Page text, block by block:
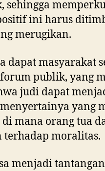
ini harus
merugikan.
masyarakat
publik, yang
judi dapat
mana orang tua
terhadap moralitas.
menjadi